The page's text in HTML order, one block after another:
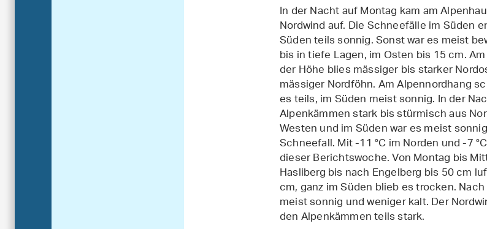
In der Nacht auf Montag kam am
Nordwind auf. Die Schneefälle im Süden
Süden teils sonnig. Sonst war es meist
bis in tiefe Lagen, im Osten bis 15 cm.
der Höhe blies mässiger bis starker
mässiger Nordföhn. Am Alpennordhang
es teils, im Süden meist sonnig. In der
Alpenkämmen stark bis stürmisch aus
Westen und im Süden war es meist
Schneefall. Mit -11 °C im Norden und -7
dieser Berichtswoche. Von Montag bis
Hasliberg bis nach Engelberg bis 50 cm
cm, ganz im Süden blieb es trocken.
meist sonnig und weniger kalt. Der
den Alpenkämmen teils stark.